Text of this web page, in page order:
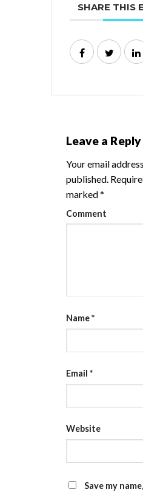
SHARE THIS
Leave a Reply
Your email
published.
marked*
Comment
Name*
Email *
Website
Save my